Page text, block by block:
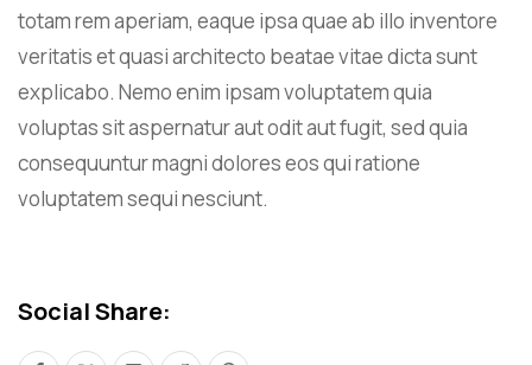
totam rem aperiam, eaque ipsa quae ab illo inventore
veritatis et quasi architecto beatae vitae dicta sunt
explicabo. Nemo enim ipsam voluptatem quia
voluptas sit aspernatur aut odit aut fugit, sed quia
consequuntur magni dolores eos qui ratione
voluptatem sequi nesciunt.
Social Share: